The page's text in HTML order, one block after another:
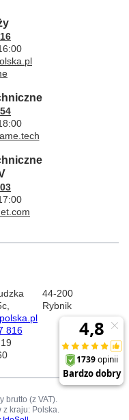
,
44-200
Rybnik
816
brutto (z VAT).
z kraju: Polska.